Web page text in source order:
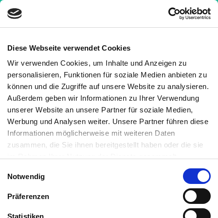
Diese Webseite verwendet Cookies
Wir verwenden Cookies, um Inhalte und Anzeigen zu
personalisieren, Funktionen für soziale Medien anbieten zu
können und die Zugriffe auf unsere Website zu analysieren.
Außerdem geben wir Informationen zu Ihrer Verwendung
unserer Website an unsere Partner für soziale Medien,
Werbung und Analysen weiter. Unsere Partner führen diese
Informationen möglicherweise mit weiteren Daten
zusammen, die Sie ihnen bereitgestellt haben oder die sie
haben. Sie können jederzeit die Cookie-Einstellungen
widerrufen oder ändern:
. Es befindet
sich auch ein Link in der Fußzeile zu den Einstellungen der
Cookies um diese jederzeit widerrufen oder ändern zu
können.
Notwendig
Präferenzen
Statistiken
Wissen»Ratgeber
Ratgeber
Was nützt Wissen, wenn es sich nicht in die Tat